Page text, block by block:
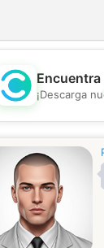
¡Descarga